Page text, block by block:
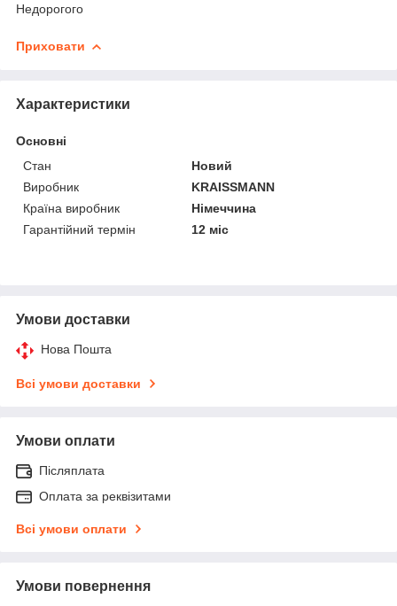
Недорогого
Приховати
Характеристики
Основні
Стан
Новий
Виробник
KRAISSMANN
Країна виробник
Німеччина
Гарантійний термін
12 міс
Умови доставки
Нова Пошта
Всі умови доставки
Умови оплати
Післяплата
Оплата за реквізитами
Всі умови оплати
Умови повернення